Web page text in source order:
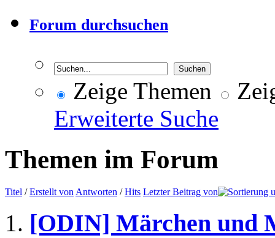
Forum durchsuchen
Zeige Themen
Erweiterte Suche
Themen im Forum
Titel /Erstellt von Antworten /Hits Letzter Beitrag von
[ODIN] Märchen und